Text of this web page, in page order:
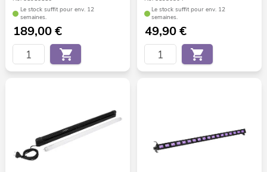
Le stock suffit pour env. 12
semaines.
189,00€
Le stock suffit pour env. 12
semaines.
49,90€